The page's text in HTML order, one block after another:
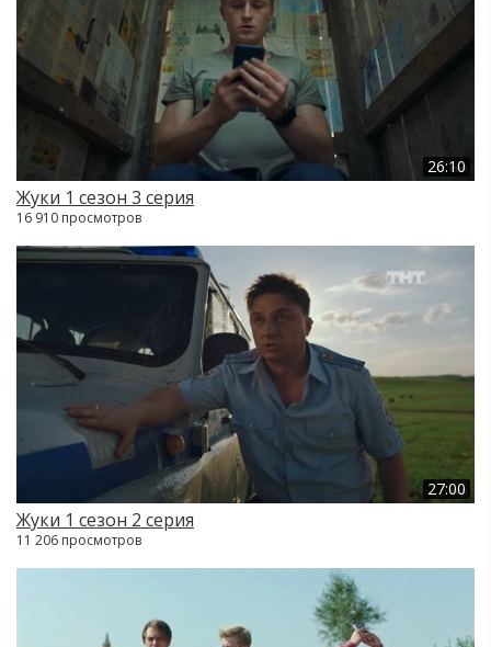
26:10
Жуки 1 сезон 3 серия
16 910 просмотров
27:00
Жуки 1 сезон 2 серия
11 206 просмотров